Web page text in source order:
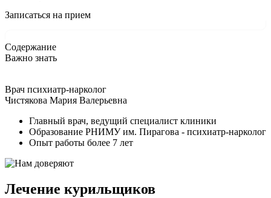
Записаться на прием
Содержание
Важно знать
Врач психиатр-нарколог
Чистякова Мария Валерьевна
Главный врач, ведущий специалист клиники
Образование РНИМУ им. Пирагова - психиатр-нарколог
Опыт работы более 7 лет
Лечение курильщиков